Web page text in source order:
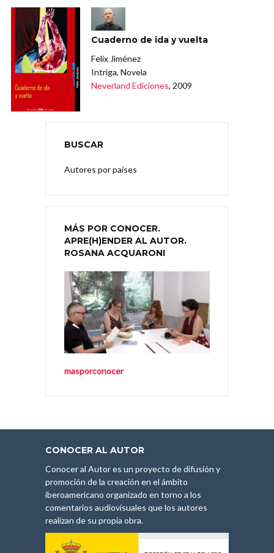
Cuaderno de ida y vuelta
Felix Jiménez
Intriga, Novela
Neverland Ediciones, 2009
BUSCAR
Autores por países
MÁS POR CONOCER.
APRE(H)ENDER AL AUTOR.
ROSANA ACQUARONI
masporconocer
CONOCER AL AUTOR
Conocer al Autor es un proyecto de difusión y
promoción de la creación en el ámbito
iberoamericano organizado en torno a los
comentarios audiovisuales que los autores
realizan de su propia obra.